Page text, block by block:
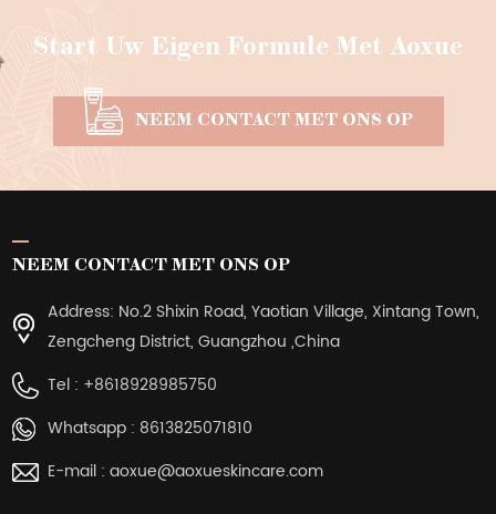
Start Uw Eigen Formule Met Aoxue
NEEM CONTACT MET ONS OP
NEEM CONTACT MET ONS OP
Address: No.2 Shixin Road, Yaotian Village, Xintang Town,
Zengcheng District, Guangzhou ,China
Tel : +8618928985750
Whatsapp : 8613825071810
E-mail : aoxue@aoxueskincare.com